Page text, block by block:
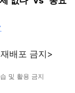
배포 금지>
및 활용 금지